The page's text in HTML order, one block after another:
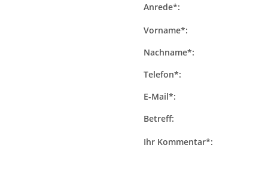
Anrede*:
Vorname*:
Nachname*:
Telefon*:
E-Mail*:
Betreff:
Ihr Kommentar*: